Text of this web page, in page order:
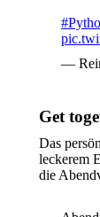
—
Get
Das
leckerem
die